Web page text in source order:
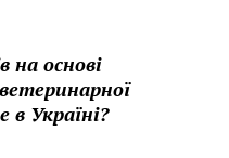
на основі
Україні?